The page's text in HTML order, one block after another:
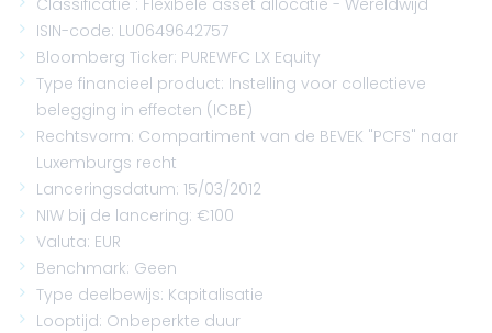
Classificatie : Flexibele asset allocatie - Wereldwijd
ISIN-code: LU0649642757
Bloomberg Ticker: PUREWFC LX Equity
Type financieel product: Instelling voor collectieve
belegging in effecten (ICBE)
Rechtsvorm: Compartiment van de BEVEK "PCFS" naar
Luxemburgs recht
Lanceringsdatum: 15/03/2012
NIW bij de lancering: €100
Valuta: EUR
Benchmark: Geen
Type deelbewijs: Kapitalisatie
Looptijd: Onbeperkte duur